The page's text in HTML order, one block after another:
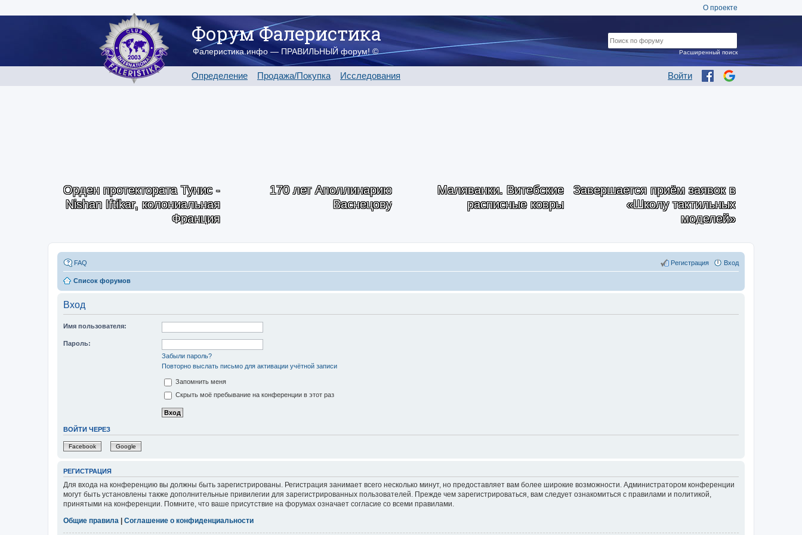
О проекте
Форум Фалеристика
Фалеристика.инфо — ПРАВИЛЬНЫЙ форум! ©
Определение Продажа/Покупка Исследования Войти
Расширенный поиск
Орден протектората Тунис -
Nishan Iftikar, колониальная
Франция
170 лет Аполлинарию
Васнецову
Маляванки. Витебские
расписные ковры
Завершается приём заявок в
«Школу тактильных
моделей»
FAQ Вход
Регистрация
Список форумов
Вход
Имя пользователя:
Пароль:
Забыли пароль?
Повторно выслать письмо для активации учётной записи
Запомнить меня
Скрыть моё пребывание на конференции в этот раз
ВОЙТИ ЧЕРЕЗ
Facebook Google
РЕГИСТРАЦИЯ
Для входа на конференцию вы должны быть зарегистрированы. Регистрация занимает всего несколько минут, но предоставляет вам более широкие возможности. Администратором конференции
могут быть установлены также дополнительные привилегии для зарегистрированных пользователей. Прежде чем зарегистрироваться, вам следует ознакомиться с правилами и политикой,
принятыми на конференции. Помните, что ваше присутствие на форумах означает согласие со всеми правилами.
Общие правила
Соглашение о конфиденциальности